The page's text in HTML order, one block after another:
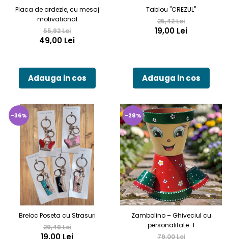
Placa de ardezie, cu mesaj
motivational
55,92 Lei
49,00 Lei
Adauga in cos
Tablou "CREZUL"
25,42 Lei
19,00 Lei
Adauga in cos
-36%
Breloc Poseta cu Strasuri
29,49 Lei
19,00 Lei
-28%
Zambolino – Ghiveciul cu
personalitate-1
79,00 Lei